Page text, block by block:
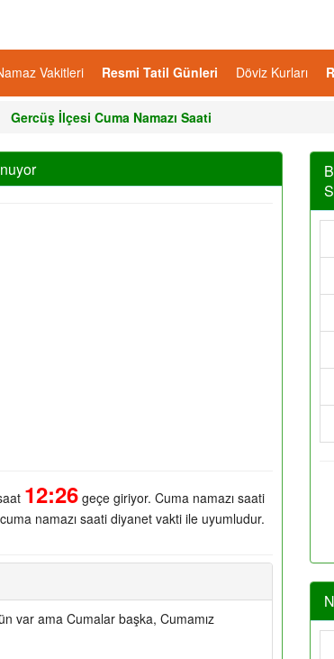
Vakitleri Resmi Tatil Günleri Döviz Kurları
Gercüş İlçesi Cuma Namazı Saati
12:26 geçe giriyor. Cuma namazı saati
namazı saati diyanet vakti ile uyumludur.
var ama Cumalar başka, Cumamız